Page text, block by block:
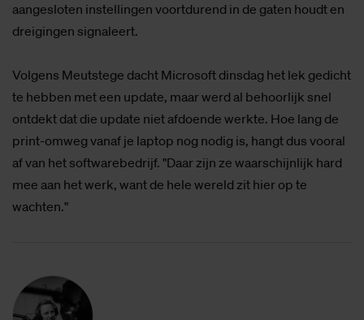
aangesloten instellingen voortdurend in de gaten houdt en
dreigingen signaleert.
Volgens Meutstege dacht Microsoft dinsdag het lek gedicht
te hebben met een update, maar werd al behoorlijk snel
ontdekt dat die update niet afdoende werkte. Hoe lang de
print-omweg vanaf je laptop nog nodig is, hangt dus vooral
af van het softwarebedrijf. "Daar zijn ze waarschijnlijk hard
mee aan het werk, want de hele wereld zit hier op te
wachten."